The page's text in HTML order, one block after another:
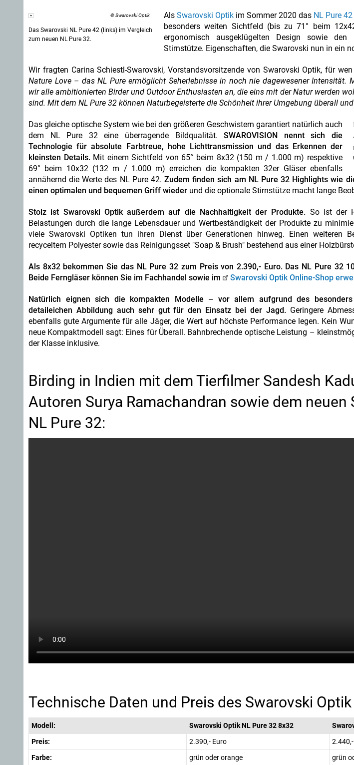
© Swarovski Optik
Das Swarovski NL Pure 42 (links) im Vergleich
zum neuen NL Pure 32.
Als Swarovski Optik im Sommer 2020 das NL Pure 42
besonders weiten Sichtfeld (bis zu 71° beim
ergonomisch ausgeklügelten Design sowie
Stirnstütze. Eigenschaften, die Swarovski nun in ein
Wir fragten Carina Schiestl-Swarovski, Vorstandsvorsitzende von Swarovski Optik, für
Nature Love – das NL Pure ermöglicht Seherlebnisse in noch nie dagewesener Intensität.
wir alle ambitionierten Birder und Outdoor Enthusiasten an, die eins mit der Natur werden
sind. Mit dem NL Pure 32 können Naturbegeisterte die Schönheit ihrer Umgebung überall
Das gleiche optische System wie bei den größeren Geschwistern garantiert natürlich auch
dem NL Pure 32 eine überragende Bildqualität.SWAROVISION nennt sich die
Technologie für absolute Farbtreue, hohe Lichttransmission und das Erkennen der
kleinsten Details.Mit einem Sichtfeld von 65° beim 8x32 (150 m / 1.000 m) respektive
69° beim 10x32 (132 m / 1.000 m) erreichen die kompakten 32er Gläser ebenfalls
annähernd die Werte des NL Pure 42.Zudem finden sich am NL Pure 32 Highlights wie
einen optimalen und bequemen Griff wieder und die optionale Stirnstütze macht lange
Stolz ist Swarovski Optik außerdem auf die Nachhaltigkeit der Produkte. So ist der
Belastungen durch die lange Lebensdauer und Wertbeständigkeit der Produkte zu
viele Swarovski Optiken tun ihren Dienst über Generationen hinweg. Einen weiteren
recyceltem Polyester sowie das Reinigungsset "Soap & Brush" bestehend aus einer
Als 8x32 bekommen Sie das NL Pure 32 zum Preis von 2.390,- Euro. Das NL Pure 32
Beide Ferngläser können Sie im Fachhandel sowie im
Swarovski Optik Online-Shop
Natürlich eignen sich die kompakten Modelle – vor allem aufgrund des
detaileichen Abbildung auch sehr gut für den Einsatz bei der Jagd.Geringere
ebenfalls gute Argumente für alle Jäger, die Wert auf höchste Performance legen. Kein
neue Kompaktmodell sagt: Eines für Überall. Bahnbrechende optische Leistung –
der Klasse inklusive.
Birding in Indien mit dem Tierfilmer Sandesh
Autoren Surya Ramachandran sowie dem neuen
NL Pure 32:
Technische Daten und Preis des Swarovski
Modell: Swarovski Optik NL Pure 32 8x32
Preis:
2.390,- Euro
Farbe:
grün oder orange
grün